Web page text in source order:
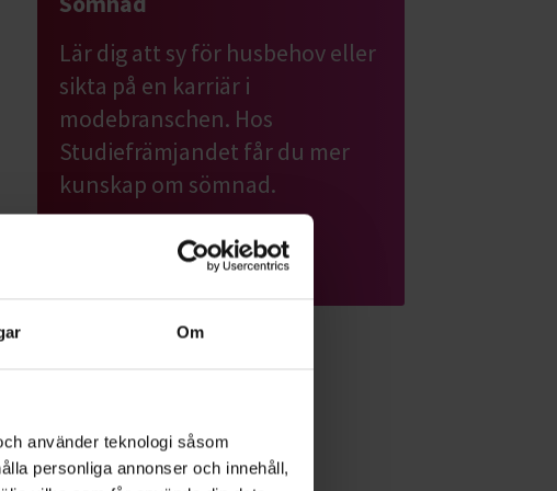
Om
använder teknologi såsom
personliga annonser och innehåll,
Lär dig att sy för husbehov eller
sikta på en karriär i
modebranschen. Hos
Studiefrämjandet får du mer
kunskap om sömnad.
Läs mer om ämnet